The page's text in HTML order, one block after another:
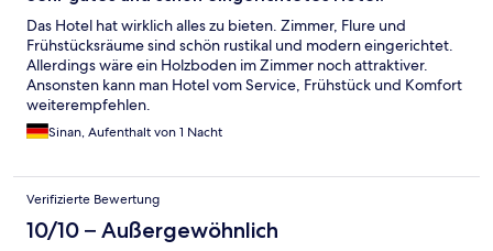
Das Hotel hat wirklich alles zu bieten. Zimmer, Flure und
Frühstücksräume sind schön rustikal und modern eingerichtet.
Allerdings wäre ein Holzboden im Zimmer noch attraktiver.
Ansonsten kann man Hotel vom Service, Frühstück und Komfort
weiterempfehlen.
Sinan, Aufenthalt von 1 Nacht
Verifizierte Bewertung
10/10 – Außergewöhnlich